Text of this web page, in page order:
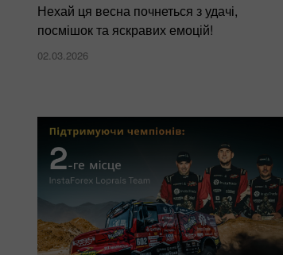
Нехай ця весна почнеться з удачі,
посмішок та яскравих емоцій!
02.03.2026